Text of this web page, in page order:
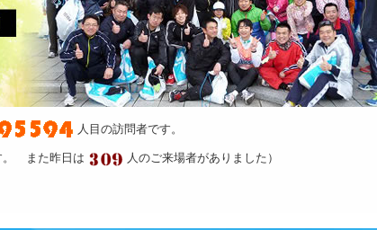
人目の訪問者です。
。 また昨日は 人のご来場者がありました）